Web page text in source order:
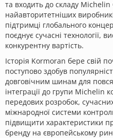
та входить до складу
найавторитетніших
підтримці глобального
поєднує сучасні технології,
конкурентну вартість.
Історія Kormoran бере свій
поступово здобув
довговічним шинам для
інтеграції до групи Michelin
передових розробок,
міжнародної системи
підвищити характеристики
бренду на європейському